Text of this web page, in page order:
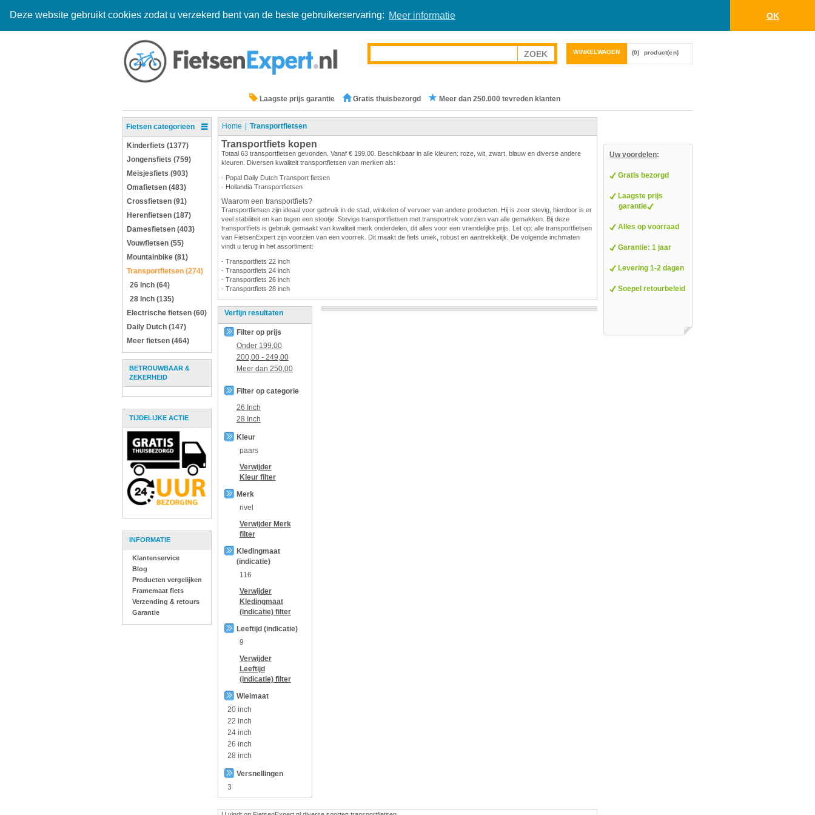
Deze website gebruikt cookies zodat u verzekerd bent van de beste gebruikerservaring: Meer informatie OK
WINKELWAGEN (0) product(en)
Laagste prijs garantie Gratis thuisbezorgd Meer dan 250.000 tevreden klanten
Fietsen categorieën
Kinderfiets (1377)
Jongensfiets (759)
Meisjesfiets (903)
Omafietsen (483)
Crossfietsen (91)
Herenfietsen (187)
Damesfietsen (403)
Vouwfietsen (55)
Mountainbike (81)
Transportfietsen (274)
26 Inch (64)
28 Inch (135)
Electrische fietsen (60)
Daily Dutch (147)
Meer fietsen (464)
BETROUWBAAR &
ZEKERHEID
TIJDELIJKE ACTIE
INFORMATIE
Klantenservice
Blog
Producten vergelijken
Framemaat fiets
Verzending & retours
Garantie
Home Transportfietsen
Transportfiets kopen
Totaal 63 transportfietsen gevonden. Vanaf € 199,00. Beschikbaar in alle kleuren: roze, wit, zwart, blauw en diverse andere
kleuren. Diversen kwaliteit transportfietsen van merken als:
- Popal Daily Dutch Transport fietsen
- Hollandia Transportfietsen
Waarom een transportfiets?
Transportfietsen zijn ideaal voor gebruik in de stad, winkelen of vervoer van andere producten. Hij is zeer stevig, hierdoor is er
veel stabiliteit en kan tegen een stootje. Stevige transportfietsen met transportrek voorzien van alle gemakken. Bij deze
transportfiets is gebruik gemaakt van kwaliteit merk onderdelen, dit alles voor een vriendelijke prijs. Let op: alle transportfietsen
van FietsenExpert zijn voorzien van een voorrek. Dit maakt de fiets uniek, robust en aantrekkelijk. De volgende inchmaten
vindt u terug in het assortiment:
- Transportfiets 22 inch
- Transportfiets 24 inch
- Transportfiets 26 inch
- Transportfiets 28 inch
Verfijn resultaten
Filter op prijs
Onder 199,00
200,00- 249,00
Meer dan 250,00
Filter op categorie
26 Inch
28 Inch
Kleur
paars
Verwijder
Kleurfilter
Merk
rivel
Verwijder Merk
filter
Kledingmaat
(indicatie)
116
Verwijder
Kledingmaat
(indicatie)filter
Leeftijd (indicatie)
9
Verwijder
Leeftijd
(indicatie)filter
Wielmaat
20 inch
22 inch
24 inch
26 inch
28 inch
Versnellingen
3
Uw voordelen:
Gratis bezorgd
Laagste prijs
garantie
Alles op voorraad
Garantie: 1 jaar
Levering 1-2 dagen
Soepel retourbeleid